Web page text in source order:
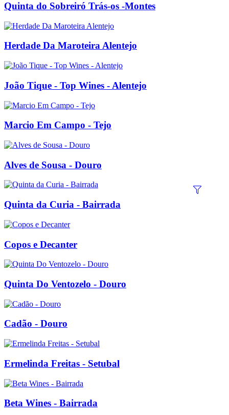
Quinta do Sobreiró Trás-os -Montes
Herdade Da Maroteira Alentejo
João Tique - Top Wines - Alentejo
Marcio Em Campo - Tejo
Alves de Sousa - Douro
Quinta da Curia - Bairrada
Copos e Decanter
Quinta Do Ventozelo - Douro
Cadão - Douro
Ermelinda Freitas - Setubal
Beta Wines - Bairrada